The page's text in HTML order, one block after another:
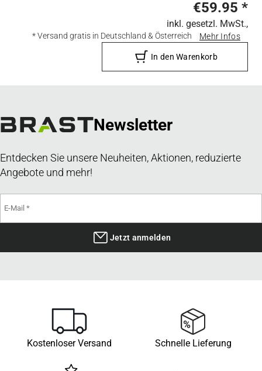
€59.95 *
inkl. gesetzl. MwSt.,
* Versand gratis in Deutschland & Österreich Mehr Infos
In den Warenkorb
Newsletter
Entdecken Sie unsere Neuheiten, Aktionen, reduzierte
Angebote und mehr!
Jetzt anmelden
Kostenloser Versand Schnelle Lieferung